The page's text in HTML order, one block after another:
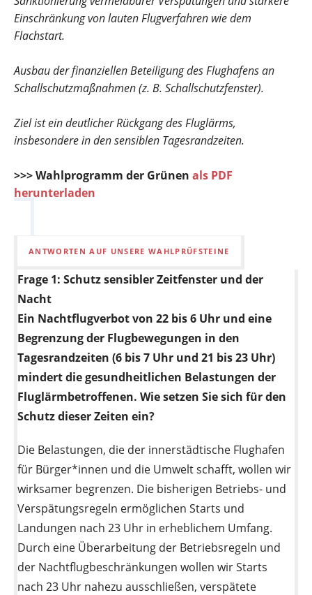
Einschränkung von lauten Flugverfahren wie dem
Flachstart.
Ausbau der finanziellen Beteiligung des Flughafens an
Schallschutzmaßnahmen (z. B. Schallschutzfenster).
Ziel ist ein deutlicher Rückgang des Fluglärms,
insbesondere in den sensiblen Tagesrandzeiten.
>>> Wahlprogramm der Grünen als PDF
herunterladen
ANTWORTEN AUF UNSERE WAHLPRÜFSTEINE
Frage 1: Schutz sensibler Zeitfenster und der
Nacht
Ein Nachtflugverbot von 22 bis 6 Uhr und eine
Begrenzung der Flugbewegungen in den
Tagesrandzeiten (6 bis 7 Uhr und 21 bis 23 Uhr)
mindert die gesundheitlichen Belastungen der
Fluglärmbetroffenen. Wie setzen Sie sich für den
Schutz dieser Zeiten ein?
Die Belastungen, die der innerstädtische Flughafen
für Bürger*innen und die Umwelt schafft, wollen wir
wirksamer begrenzen. Die bisherigen Betriebs- und
Verspätungsregeln ermöglichen Starts und
Landungen nach 23 Uhr in erheblichem Umfang.
Durch eine Überarbeitung der Betriebsregeln und
der Nachtflugbeschränkungen wollen wir Starts
nach 23 Uhr nahezu ausschließen, verspätete